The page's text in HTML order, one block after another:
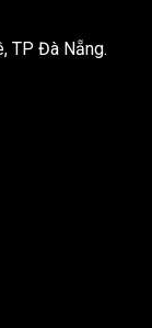
TP Đà Nẵng.